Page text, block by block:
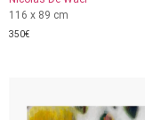
116 x 89 cm
350€